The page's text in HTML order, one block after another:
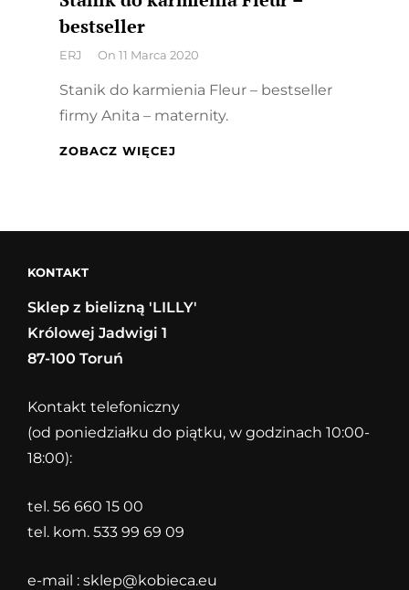
bestseller
By
ERJ On 11 Marca 2020
Stanik do karmienia Fleur – bestseller
firmy Anita – maternity.
ZOBACZ WIĘCEJ
KONTAKT
Sklep z bielizną 'LILLY'
Królowej Jadwigi 1
87-100 Toruń
Kontakt telefoniczny
(od poniedziałku do piątku, w godzinach 10:00-
18:00):
tel. 56 660 15 00
tel. kom. 533 99 69 09
e-mail : sklep@kobieca.eu